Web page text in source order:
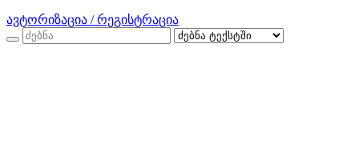
ავტორიზაცია / რეგისტრაცია